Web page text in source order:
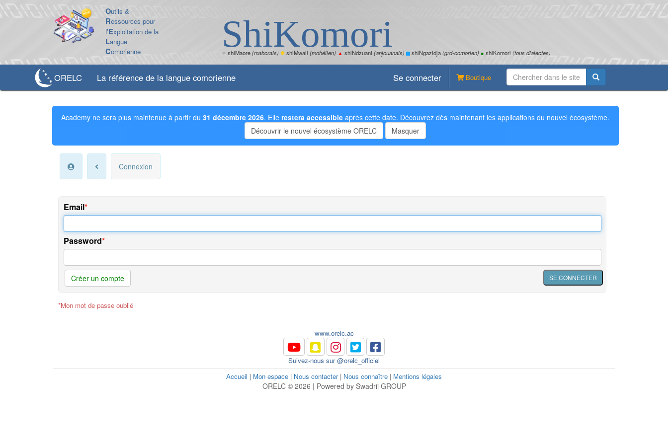
Outils &
Ressources pour
l'Exploitation de la
Langue
Comorienne ShiKomori
✧ shiMaore(mahorais) ✽shiMwali (mohélien) ▲ shiNdzuani (anjouanais) shiNgazidja(grd-comorien) ● shiKomori (tous dialectes)
ORELC La référence de la langue comorienne Boutique
Se connecter
Academy ne sera plus maintenue à partir du31 décembre 2026. Ellerestera accessible après cette date. Découvrez dès maintenant les applications du nouvel écosystème.
Découvrir le nouvel écosystème ORELC
Masquer
Connexion
Email
Password
Créer un compte
*Mon mot de passe oublié
www.orelc.ac
Suivez-nous sur @orelc_officiel
Accueil | Mon espace | Nous contacter| Nous connaître | Mentions légales
ORELC © 2026 | Powered by Swadrii GROUP